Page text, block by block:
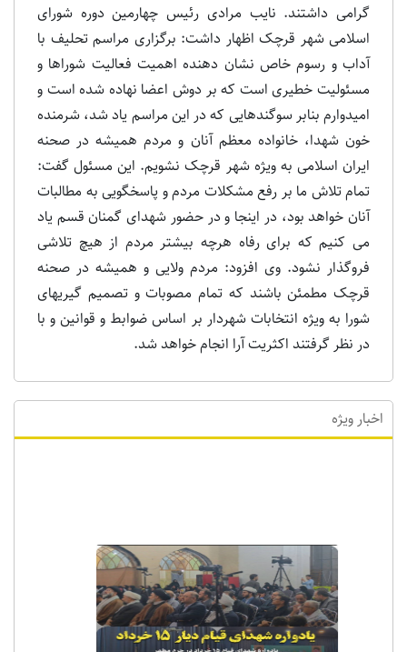
گرامی داشتند. نایب مرادی رئیس چهارمین دوره شورای
اسلامی شهر قرچک اظهار داشت: برگزاری مراسم تحلیف با
آداب و رسوم خاص نشان دهنده اهمیت فعالیت شوراها و
مسئولیت خطیری است که بر دوش اعضا نهاده شده است و
امیدوارم بنابر سوگندهایی که در این مراسم یاد شد، شرمنده
خون شهدا، خانواده معظم آنان و مردم همیشه در صحنه
ایران اسلامی به ویژه شهر قرچک نشویم. این مسئول گفت:
تمام تلاش ما بر رفع مشکلات مردم و پاسخگویی به مطالبات
آنان خواهد بود، در اینجا و در حضور شهدای گمنان قسم یاد
می کنیم که برای رفاه هرچه بیشتر مردم از هیچ تلاشی
فروگذار نشود. وی افزود: مردم ولایی و همیشه در صحنه
قرچک مطمئن باشند که تمام مصوبات و تصمیم گیریهای
شورا به ویژه انتخابات شهردار بر اساس ضوابط و قوانین و با
در نظر گرفتند اکثریت آرا انجام خواهد شد.
اخبار ویژه